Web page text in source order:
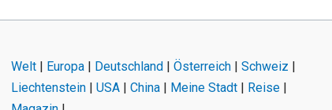
Welt| Europa| Deutschland| Österreich| Schweiz |
Liechtenstein| USA| China| Meine Stadt| Reise|